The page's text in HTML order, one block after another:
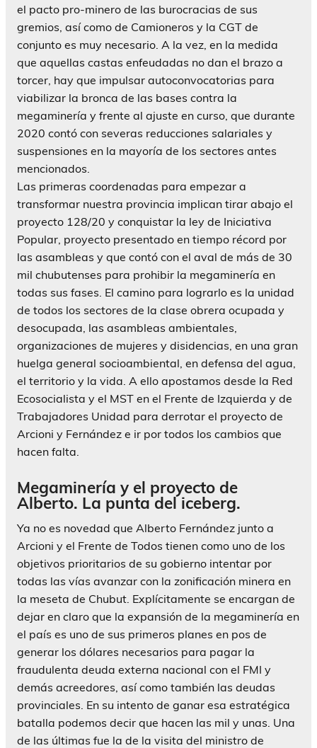
el pacto pro-minero de las burocracias de sus
gremios, así como de Camioneros y la CGT de
conjunto es muy necesario. A la vez, en la medida
que aquellas castas enfeudadas no dan el brazo a
torcer, hay que impulsar autoconvocatorias para
viabilizar la bronca de las bases contra la
megaminería y frente al ajuste en curso, que durante
2020 contó con severas reducciones salariales y
suspensiones en la mayoría de los sectores antes
mencionados.
Las primeras coordenadas para empezar a
transformar nuestra provincia implican tirar abajo el
proyecto 128/20 y conquistar la ley de Iniciativa
Popular, proyecto presentado en tiempo récord por
las asambleas y que contó con el aval de más de 30
mil chubutenses para prohibir la megaminería en
todas sus fases. El camino para lograrlo es la unidad
de todos los sectores de la clase obrera ocupada y
desocupada, las asambleas ambientales,
organizaciones de mujeres y disidencias, en una gran
huelga general socioambiental, en defensa del agua,
el territorio y la vida. A ello apostamos desde la Red
Ecosocialista y el MST en el Frente de Izquierda y de
Trabajadores Unidad para derrotar el proyecto de
Arcioni y Fernández e ir por todos los cambios que
hacen falta.
Megaminería y el proyecto de
Alberto. La punta del iceberg.
Ya no es novedad que Alberto Fernández junto a
Arcioni y el Frente de Todos tienen como uno de los
objetivos prioritarios de su gobierno intentar por
todas las vías avanzar con la zonificación minera en
la meseta de Chubut. Explícitamente se encargan de
dejar en claro que la expansión de la megaminería en
el país es uno de sus primeros planes en pos de
generar los dólares necesarios para pagar la
fraudulenta deuda externa nacional con el FMI y
demás acreedores, así como también las deudas
provinciales. En su intento de ganar esa estratégica
batalla podemos decir que hacen las mil y unas. Una
de las últimas fue la de la visita del ministro de